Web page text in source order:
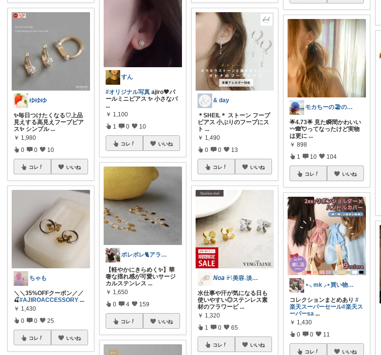
ゆゆゆ
✨毎日つけたくなる♡上品
見えする高見えフープピア
ス✨ シンプル ...
￥ 1,980
0 0 10
コレ いいね
ちゃも
＼＼35%OFFクーポン／／
🍒#AJIROACCESSORY ...
￥ 1,430
0 0 25
コレ いいね
すん
#オリジナル写真 ajiro🧡パ
ールミニピアス ✨ 小さなパ
...
￥ 1,100
1 0 10
コレ いいね
ポレポレ🐈アラフィフの可愛い図鑑
【軽やかにきらめく✨】華
奢な揺れ感が可愛いサージ
カルステンレス ...
￥ 1,650
0 4 159
コレ いいね
& day
＊SHEIL＊ ストーン フープ
ピアス 小ぶりのフープにス
ト ...
￥ 1,490
0 0 13
コレ いいね
𝘕𝘰𝘢 𓍯美容˖淡色˖グレージュ
水仕事や汗が気になる日も
使いやすい◎ステンレス素
材のフラワーピ ...
￥ 1,320
1 0 65
コレ いいね
モカちーの🏖️のんびりライフ🐈✨
🌟4.73🌟 見た瞬間かわいい
〰︎🙈💘ってなったけど実物
は更に ...
￥ 898
1 10 104
コレ いいね
⋆⸜ mk ⸝⋆買い物は楽天で
コレクションまとめあり#
楽天スーパーセール#楽天ス
ーパーsa ...
￥ 1,430
0 0 11
コレ いいね